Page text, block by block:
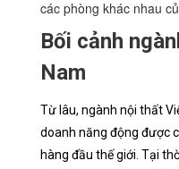
các phòng khác nhau
Bối cảnh
Nam
Từ lâu, ngành nội thất
doanh năng động được
hàng đầu thế giới. Tại